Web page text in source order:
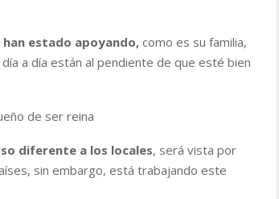
estado apoyando, como es su familia,
a día están al pendiente de que esté bien
de ser reina
diferente a los locales, será vista por
sin embargo, está trabajando este